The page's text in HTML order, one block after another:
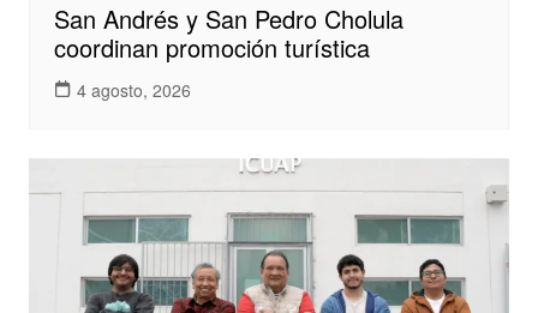
San Andrés y San Pedro Cholula
coordinan promoción turística
4 agosto, 2026